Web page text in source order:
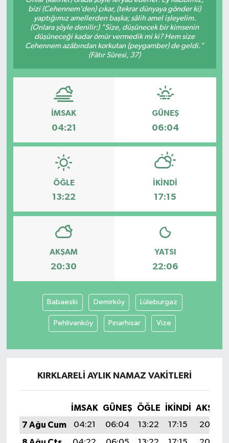
bizi (Cehennem’den) çıkar, (tekrar dünyaya gönder ki)
yaptığımız amellerden başka; sâlih amel işleyelim.
(Onlara şöyle denilir:) "Size, düşünecek bir kimsenin
düşüneceği kadar ömür vermedik mi ki? Hem size
Cehennem azâbından korkutan (peygamber) de geldi."
(Fâtır Sûresi, 37)
İMSAK
04:21
GÜNEŞ
06:04
ÖĞLE
13:22
İKINDI
17:15
AKŞAM
20:30
YATSI
22:06
Babaeski Demirköy Lüleburgaz
Pehlivanköy Pınarhisar Vize
KIRKLARELI AYLIK NAMAZ VAKITLERI
İMSAK GÜNEŞ ÖĞLE İKINDI
AKŞAM
7 Ağu Cum
04:21 06:04 13:22 17:15
20:30